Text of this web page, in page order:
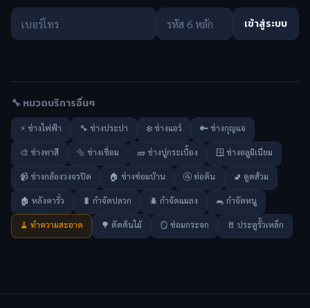
เข้าสู่ระบบ
🔧 หมวดบริการอื่นๆ
⚡ ช่างไฟฟ้า 🔧 ช่างประปา ❄️ ช่างแอร์ 🔑 ช่างกุญแจ
🎨 ช่างทาสี 🔩 ช่างเชื่อม 🧱 ช่างปูกระเบื้อง 🪟 ช่างอลูมิเนียม
📹 ช่างกล้องวงจรปิด 🏠 ช่างซ่อมบ้าน 🚰 ท่อตัน 🚽 ดูดส้วม
🏚️ หลังคารั่ว 🐛 กำจัดปลวก 🪲 กำจัดแมลง 🐀 กำจัดหนู
🧹 ทำความสะอาด 🌳 ตัดต้นไม้ 🪞 ซ่อมกระจก 🚪 ประตูรั้วเหล็ก